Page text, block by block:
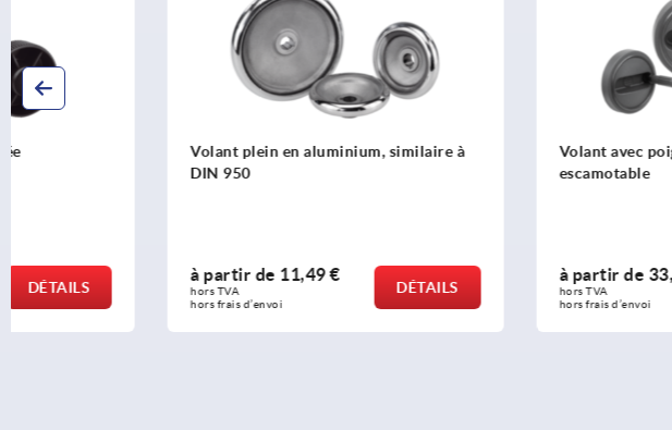
Volant plein en aluminium, similaire à
à partir de
hors TVA
hors frais d’envoi
DÉTAILS
Volant avec poignée cylindrique
à partir de
hors TVA
hors frais d’envoi
DÉTAILS